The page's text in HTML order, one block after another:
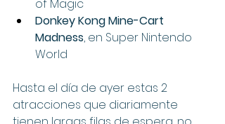
of Magic
Donkey Kong Mine-Cart
Madness, en Super Nintendo
World
Hasta el día de ayer estas 2
atracciones que diariamente